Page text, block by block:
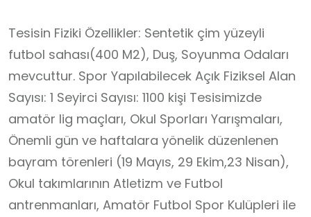
Tesisin Fiziki Özellikler: Sentetik çim yüzeyli
futbol sahası(400 M2), Duş, Soyunma Odaları
mevcuttur. Spor Yapılabilecek Açık Fiziksel Alan
Sayısı: 1 Seyirci Sayısı: 1100 kişi Tesisimizde
amatör lig maçları, Okul Sporları Yarışmaları,
Önemli gün ve haftalara yönelik düzenlenen
bayram törenleri (19 Mayıs, 29 Ekim,23 Nisan),
Okul takımlarının Atletizm ve Futbol
antrenmanları, Amatör Futbol Spor Kulüpleri ile